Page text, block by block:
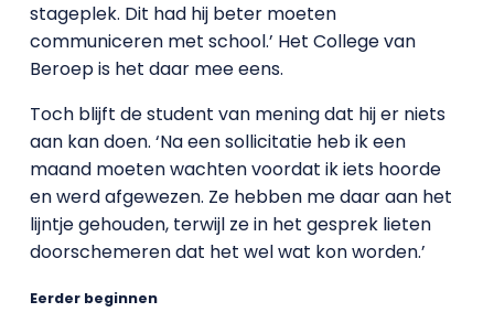
stageplek. Dit had hij beter moeten
communiceren met school.’ Het College van
Beroep is het daar mee eens.
Toch blijft de student van mening dat hij er niets
aan kan doen. ‘Na een sollicitatie heb ik een
maand moeten wachten voordat ik iets hoorde
en werd afgewezen. Ze hebben me daar aan het
lijntje gehouden, terwijl ze in het gesprek lieten
doorschemeren dat het wel wat kon worden.’
Eerder beginnen